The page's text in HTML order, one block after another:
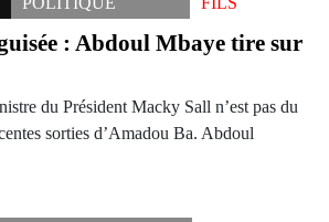
: Abdoul Mbaye tire sur
du Président Macky Sall n’est pas du
sorties d’Amadou Ba. Abdoul